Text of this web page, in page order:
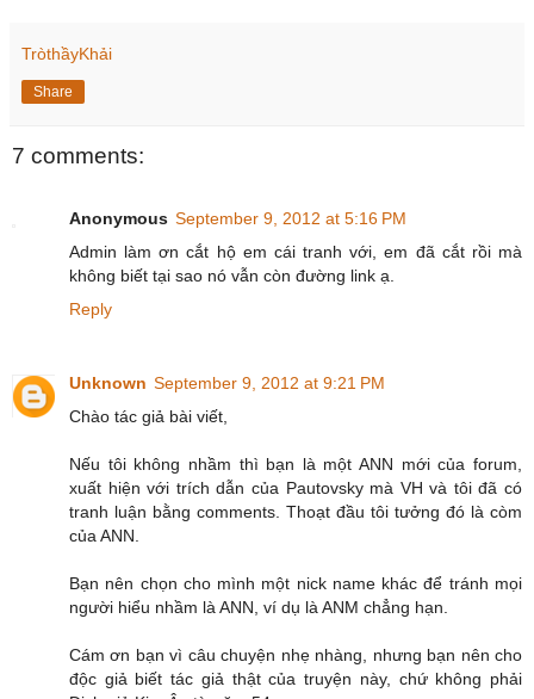
TròthầyKhải
Share
7 comments:
Anonymous September 9, 2012 at 5:16 PM
Admin làm ơn cắt hộ em cái tranh với, em đã cắt rồi mà
không biết tại sao nó vẫn còn đường link ạ.
Reply
Unknown September 9, 2012 at 9:21 PM
Chào tác giả bài viết,
Nếu tôi không nhầm thì bạn là một ANN mới của forum,
xuất hiện với trích dẫn của Pautovsky mà VH và tôi đã có
tranh luận bằng comments. Thoạt đầu tôi tưởng đó là còm
của ANN.
Bạn nên chọn cho mình một nick name khác để tránh mọi
người hiểu nhầm là ANN, ví dụ là ANM chẳng hạn.
Cám ơn bạn vì câu chuyện nhẹ nhàng, nhưng bạn nên cho
độc giả biết tác giả thật của truyện này, chứ không phải